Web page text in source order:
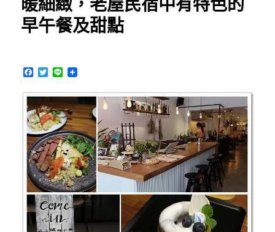
境
渡
假
～
賞
海
景
日
出
和
夕
陽、
遼
闊
的
早午餐及甜點
F
c
e
b
o
o
k
T
i
t
t
e
r
L
n
e